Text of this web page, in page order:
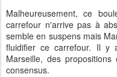
Malheureusement, ce
carrefour n'arrive pas à
semble en suspens mais
fluidifier ce carrefour. Il y
Marseille, des
consensus.